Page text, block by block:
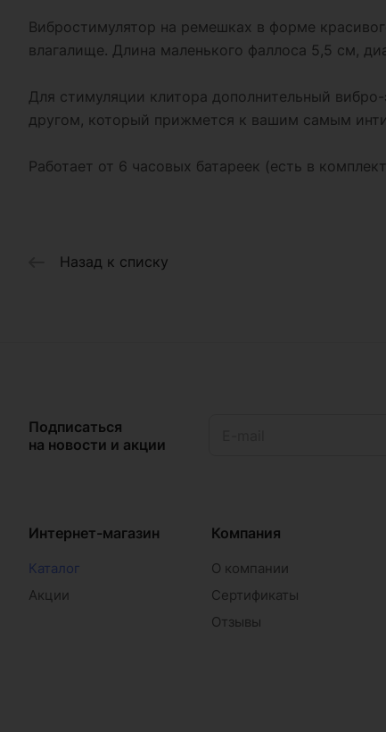
Вибростимулятор на ремешках в форме
влагалище. Длина маленького фаллоса 5,5 см,
Для стимуляции клитора дополнительный
другом, который прижмется к вашим самым
Работает от 6 часовых батареек (есть в
Назад к списку
Подписаться
на новости и акции
Интернет-магазин
Каталог
Акции
Компания
О компании
Сертификаты
Отзывы